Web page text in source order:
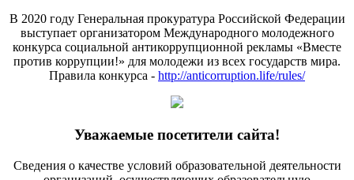
В 2020 году Генеральная прокуратура Российской Федерации
выступает организатором Международного молодежного
конкурса социальной антикоррупционной рекламы «Вместе
против коррупции!» для молодежи из всех государств мира.
Правила конкурса - http://anticorruption.life/rules/
Уважаемые посетители сайта!
Сведения о качестве условий образовательной деятельности